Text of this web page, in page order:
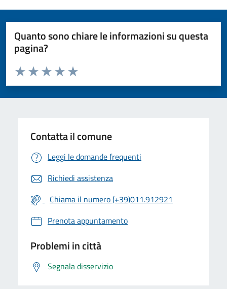
Quanto sono chiare le informazioni su questa
pagina?
Valuta da 1 a 5 stelle la pagina
Valuta 5 stelle su 5
Valuta 4 stelle su 5
Valuta 3 stelle su 5
Valuta 2 stelle su 5
Valuta 1 stelle su 5
Contatta il comune
Leggi le domande frequenti
Richiedi assistenza
Chiama il numero (+39)011.912921
Prenota appuntamento
Problemi in città
Segnala disservizio